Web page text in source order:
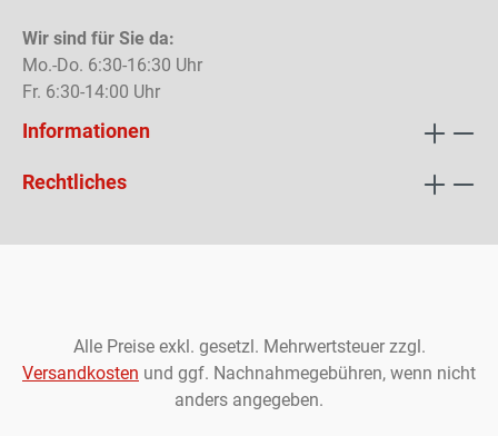
Wir sind für Sie da:
Mo.-Do. 6:30-16:30 Uhr
Fr. 6:30-14:00 Uhr
Informationen
Rechtliches
Alle Preise exkl. gesetzl. Mehrwertsteuer zzgl.
Versandkosten und ggf. Nachnahmegebühren, wenn nicht
anders angegeben.